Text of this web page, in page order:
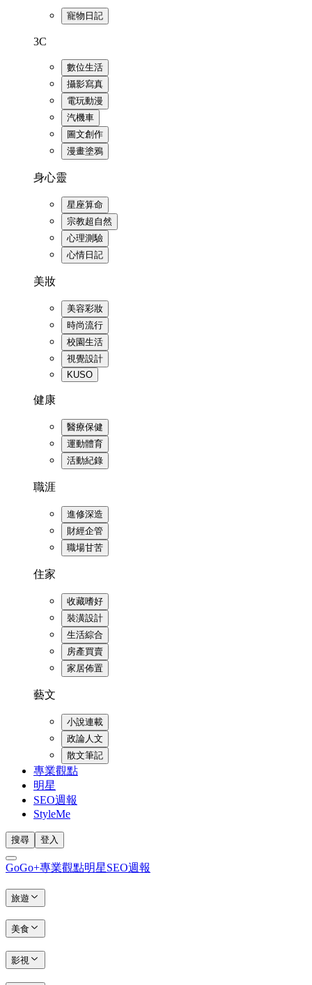
寵物日記
3C
數位生活
攝影寫真
電玩動漫
汽機車
圖文創作
漫畫塗鴉
身心靈
星座算命
宗教超自然
心理測驗
心情日記
美妝
美容彩妝
時尚流行
校園生活
視覺設計
KUSO
健康
醫療保健
運動體育
活動紀錄
職涯
進修深造
財經企管
職場甘苦
住家
收藏嗜好
裝潢設計
生活綜合
房產買賣
家居佈置
藝文
小說連載
政論人文
散文筆記
專業觀點
明星
SEO週報
StyleMe
搜尋 登入
GoGo+專業觀點明星SEO週報
旅遊
美食
影視